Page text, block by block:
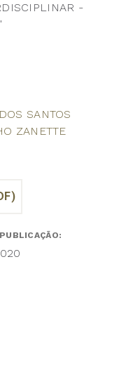
-
SANTOS
ZANETTE